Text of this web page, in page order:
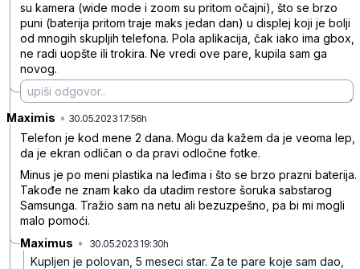
su kamera (wide mode i zoom su pritom očajni), što se brzo
puni (baterija pritom traje maks jedan dan) u displej koji je bolji
od mnogih skupljih telefona. Pola aplikacija, čak iako ima gbox,
ne radi uopšte ili trokira. Ne vredi ove pare, kupila sam ga
novog.
Maximis • 30.05.2023 17:56h
Telefon je kod mene 2 dana. Mogu da kažem da je veoma lep,
da je ekran odličan o da pravi odločne fotke.
Minus je po meni plastika na leđima i što se brzo prazni baterija.
Takođe ne znam kako da utadim restore šoruka sabstarog
Samsunga. Tražio sam na netu ali bezuzpešno, pa bi mi mogli
malo pomoći.
Maximus • 30.05.2023 19:30h
Kupljen je polovan, 5 meseci star. Za te pare koje sam dao,